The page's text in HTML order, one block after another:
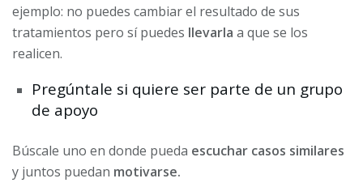
ejemplo: no puedes cambiar el resultado de sus
tratamientos pero sí puedes llevarla a que se los
realicen.
Pregúntale si quiere ser parte de un grupo
de apoyo
Búscale uno en donde pueda escuchar casos similares
y juntos puedan motivarse.